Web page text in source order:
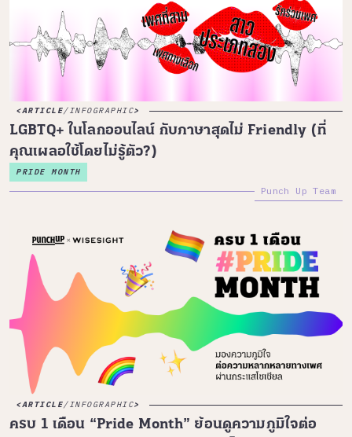
ARTICLE/INFOGRAPHIC
LGBTQ+ ในโลกออนไลน์ กับภาษาสุดไม่ Friendly (ที่
คุณเผลอใช้โดยไม่รู้ตัว?)
PRIDE MONTH
Punch Up Team
ARTICLE/INFOGRAPHIC
ครบ 1 เดือน “Pride Month” ย้อนดูความภูมิใจต่อ